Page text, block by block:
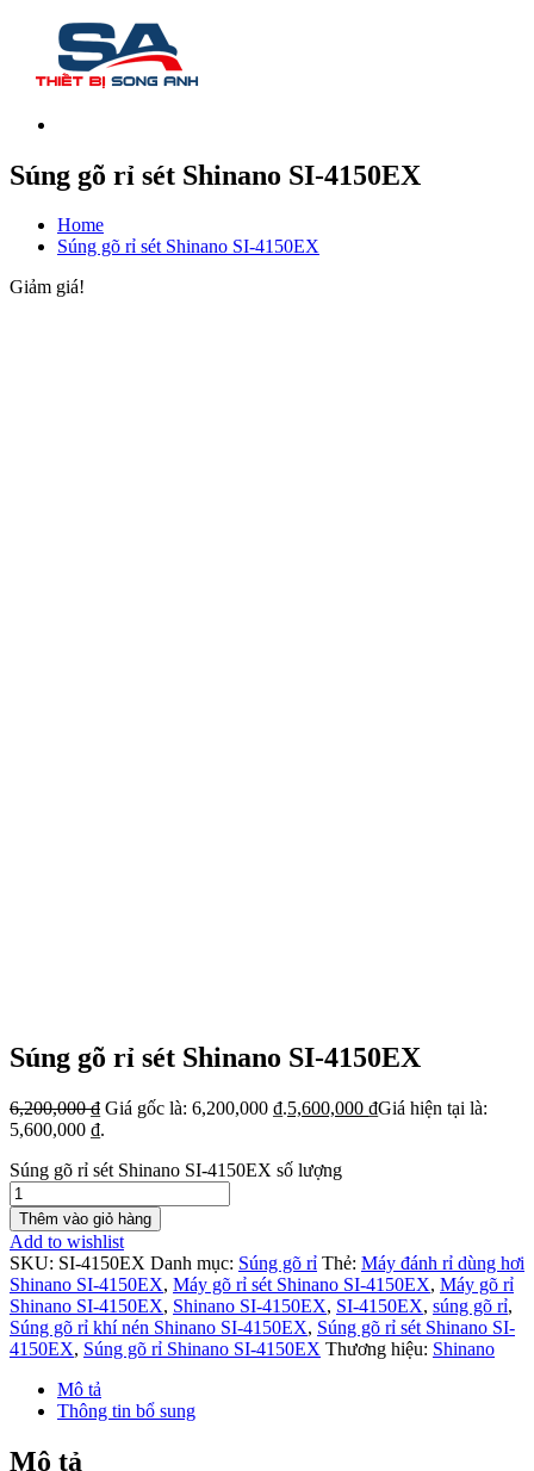
Súng gõ rỉ sét Shinano SI-4150EX
Home
Súng gõ rỉ sét Shinano SI-4150EX
Giảm giá!
Súng gõ rỉ sét Shinano SI-4150EX
6,200,000₫ Giá gốc là: 6,200,000 ₫.5,600,000 ₫Giá hiện tại là:
5,600,000 ₫.
Súng gõ rỉ sét Shinano SI-4150EX số lượng
Thêm vào giỏ hàng
Add to wishlist
SKU: SI-4150EX Danh mục: Súng gõ rỉ Thẻ: Máy đánh rỉ dùng hơi
Shinano SI-4150EX, Máy gõ rỉ sét Shinano SI-4150EX, Máy gõ rỉ
Shinano SI-4150EX, Shinano SI-4150EX, SI-4150EX, súng gõ rỉ,
Súng gõ rỉ khí nén Shinano SI-4150EX, Súng gõ rỉ sét Shinano SI-
4150EX, Súng gõ rỉ Shinano SI-4150EX Thương hiệu: Shinano
Mô tả
Thông tin bổ sung
Mô tả